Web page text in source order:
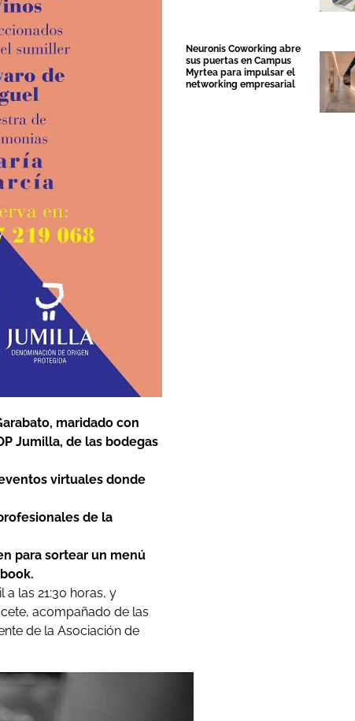
maridado con
Jumilla, de las bodegas
virtuales donde
de la
para sortear un menú
a las 21:30 horas, y
acompañado de las
de la Asociación de
Neuronis Coworking abre
sus puertas en Campus
Myrtea para impulsar el
networking empresarial